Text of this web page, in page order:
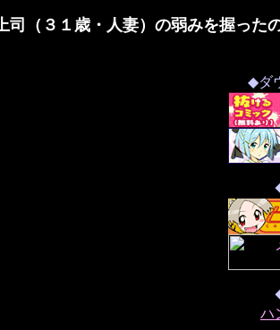
司（３１歳・人妻）の弱みを握っ
◆ダ
ハ